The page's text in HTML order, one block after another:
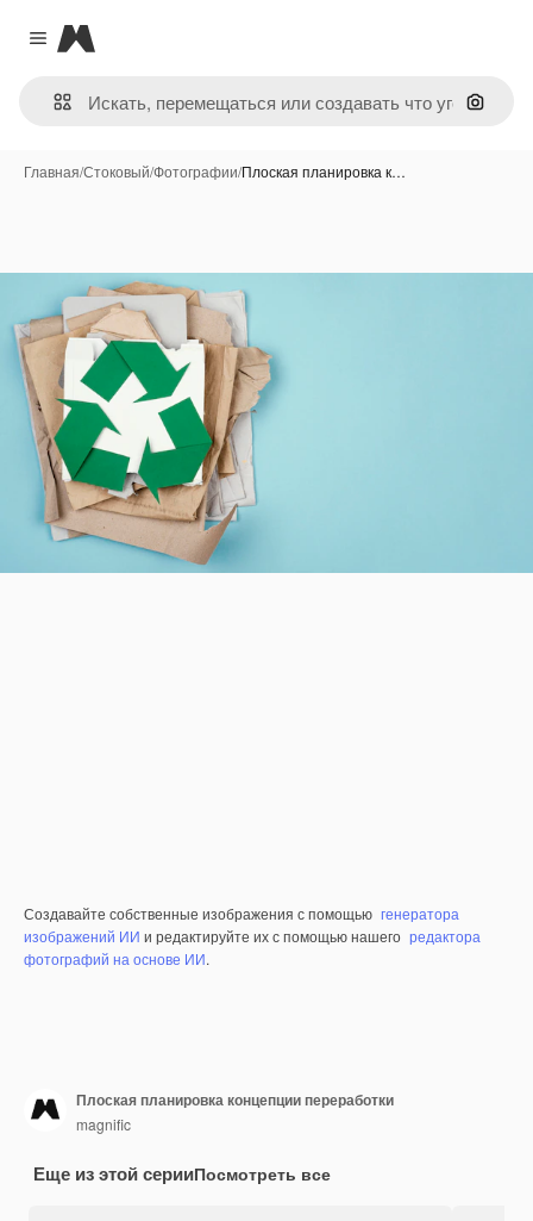
Close menu
Magnific
Поиск
Главная/Стоковый/Фотографии/Плоская планировка к…
Создавайте собственные изображения с помощью генератора
изображений ИИ и редактируйте их с помощью нашего редактора
фотографий на основе ИИ.
Плоская планировка концепции переработки
magnific
Еще из этой серииПосмотреть все